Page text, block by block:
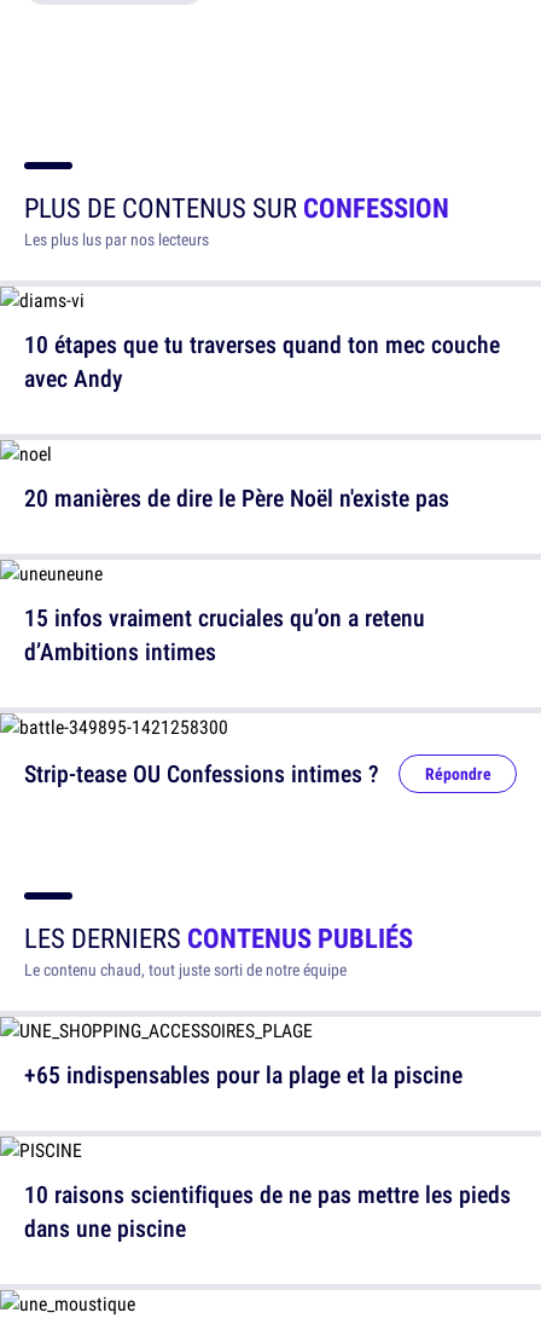
PLUS DE CONTENUS SURCONFESSION
Les plus lus par nos lecteurs
10 étapes que tu traverses quand ton mec couche
avec Andy
15 infos vraiment cruciales qu’on a retenu
d’Ambitions intimes
Strip-tease OU Confessions intimes ? Répondre
20 manières de dire le Père Noël n'existe pas
LES DERNIERS CONTENUS PUBLIÉS
Le contenu chaud, tout juste sorti de notre équipe
+65 indispensables pour la plage et la piscine
10 raisons scientifiques de ne pas mettre les pieds
dans une piscine